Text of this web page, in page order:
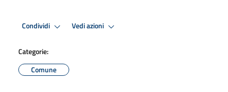
Condividi Vedi azioni
Categorie:
Comune